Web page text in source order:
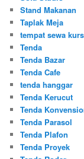
Stand Makanan
Taplak Meja
tempat sewa
Tenda
Tenda Bazar
Tenda Cafe
tenda hanggar
Tenda Kerucut
Tenda
Tenda Parasol
Tenda Plafon
Tenda Proyek